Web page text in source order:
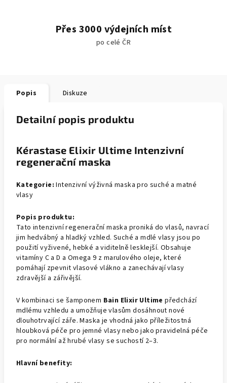
Přes 3000 výdejních míst
po celé ČR
Popis Diskuze
Detailní popis produktu
Kérastase Elixir Ultime Intenzivní
regenerační maska
Kategorie: Intenzivní výživná maska pro suché a matné
vlasy
Popis produktu:
Tato intenzivní regenerační maska proniká do vlasů, navrací
jim hedvábný a hladký vzhled. Suché a mdlé vlasy jsou po
použití vyživené, hebké a viditelně lesklejší. Obsahuje
vitamíny C a D a Omega 9 z marulového oleje, které
pomáhají zpevnit vlasové vlákno a zanechávají vlasy
zdravější a zářivější.
V kombinaci se šamponem Bain Elixir Ultime předchází
mdlému vzhledu a umožňuje vlasům dosáhnout nové
dlouhotrvající záře. Maska je vhodná jako příležitostná
hloubková péče pro jemné vlasy nebo jako pravidelná péče
pro normální až hrubé vlasy se suchostí 2–3.
Hlavní benefity: